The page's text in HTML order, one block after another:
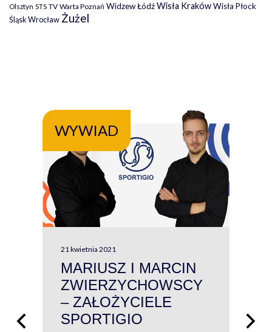
Olsztyn STS TV Warta Poznań Widzew ŁódźWisła KrakówWisła Płock
Śląsk WrocławŻużel
WYWIAD
21 kwietnia 2021
MARIUSZ I MARCIN
ZWIERZYCHOWSCY
– ZAŁOŻYCIELE
SPORTIGIO